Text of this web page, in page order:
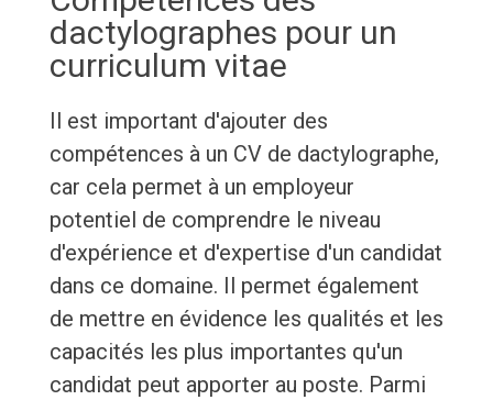
dactylographes pour un
curriculum vitae
Il est important d'ajouter des
compétences à un CV de dactylographe,
car cela permet à un employeur
potentiel de comprendre le niveau
d'expérience et d'expertise d'un candidat
dans ce domaine. Il permet également
de mettre en évidence les qualités et les
capacités les plus importantes qu'un
candidat peut apporter au poste. Parmi